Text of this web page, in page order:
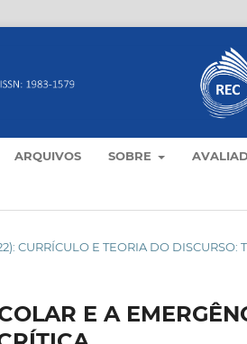
ARQUIVOS SOBRE
CURRÍCULO E TEORIA DO DISCURSO:
E A